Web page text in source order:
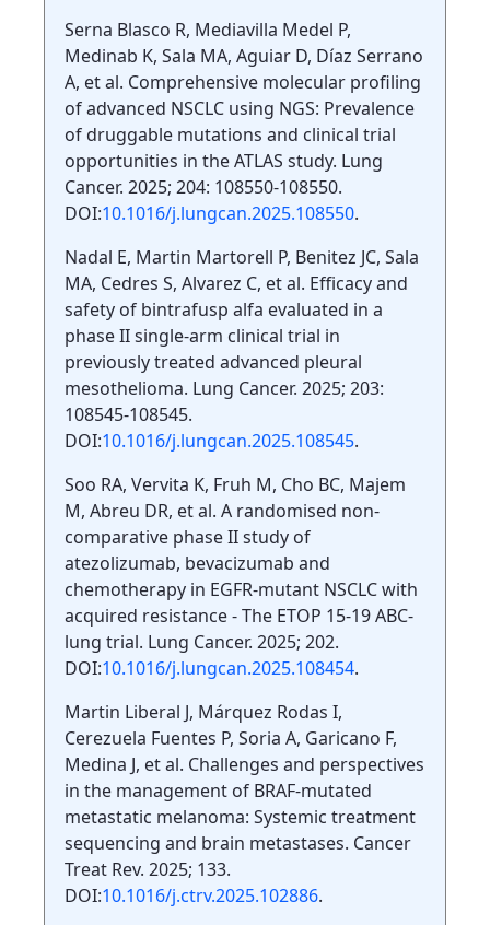
Serna Blasco R, Mediavilla Medel P,
Medinab K, Sala MA, Aguiar D, Díaz Serrano
A, et al. Comprehensive molecular profiling
of advanced NSCLC using NGS: Prevalence
of druggable mutations and clinical trial
opportunities in the ATLAS study. Lung
Cancer. 2025; 204: 108550-108550.
DOI:10.1016/j.lungcan.2025.108550.
Nadal E, Martin Martorell P, Benitez JC, Sala
MA, Cedres S, Alvarez C, et al. Efficacy and
safety of bintrafusp alfa evaluated in a
phase II single-arm clinical trial in
previously treated advanced pleural
mesothelioma. Lung Cancer. 2025; 203:
108545-108545.
DOI:10.1016/j.lungcan.2025.108545.
Soo RA, Vervita K, Fruh M, Cho BC, Majem
M, Abreu DR, et al. A randomised non-
comparative phase II study of
atezolizumab, bevacizumab and
chemotherapy in EGFR-mutant NSCLC with
acquired resistance - The ETOP 15-19 ABC-
lung trial. Lung Cancer. 2025; 202.
DOI:10.1016/j.lungcan.2025.108454.
Martin Liberal J, Márquez Rodas I,
Cerezuela Fuentes P, Soria A, Garicano F,
Medina J, et al. Challenges and perspectives
in the management of BRAF-mutated
metastatic melanoma: Systemic treatment
sequencing and brain metastases. Cancer
Treat Rev. 2025; 133.
DOI:10.1016/j.ctrv.2025.102886.